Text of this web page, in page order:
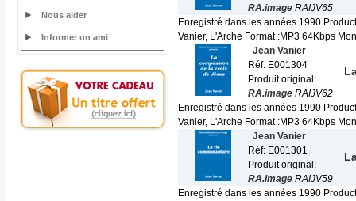
Nous aider
Informer un ami
RA.image RAIJV65
Enregistré dans les années 1990
Vanier, L'Arche Format :MP3 64Kbps
Jean Vanier
Réf: E001304
Produit original:
RA.image RAIJV62
Enregistré dans les années 1990
Vanier, L'Arche Format :MP3 64Kbps
Jean Vanier
Réf: E001301
Produit original:
RA.image RAIJV59
Enregistré dans les années 1990